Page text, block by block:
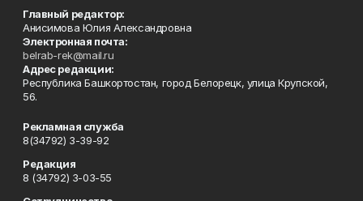
Главный редактор:
Анисимова Юлия Александровна
Электронная почта:
belrab-rek@mail.ru
Адрес редакции:
Республика Башкортостан, город Белорецк, улица Крупской,
56.
Рекламная служба
8(34792) 3-39-92
Редакция
8 (34792) 3-03-55